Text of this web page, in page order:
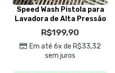
Speed Wash Pistola para
Lavadora de Alta Pressão
– Kers
R$199,90
Em até 6x de R$33,32
sem juros